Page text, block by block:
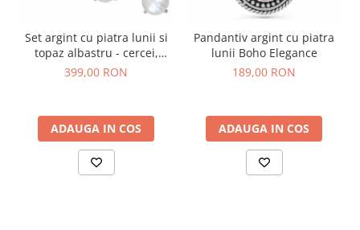
Set argint cu piatra lunii si
topaz albastru - cercei,
pandantiv
399,00 RON
ADAUGA IN COS
Pandantiv argint cu piatra
lunii Boho Elegance
189,00 RON
ADAUGA IN COS